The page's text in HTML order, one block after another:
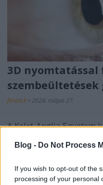
Blog - Do Not Process
If you wish to opt-out of the
processing of your personal
3D nyomtatással
szembeültetések
ferenck • 2024. május 27.
A Kelet-Anglia Egyetem
technológiát dolgoztak
intraokuláris
használt
intraokuláris lencsére